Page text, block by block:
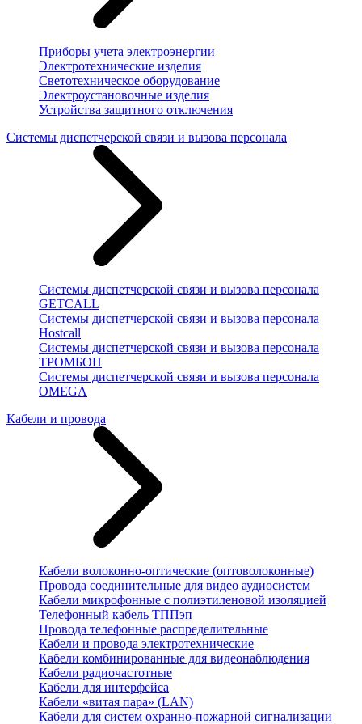
Приборы учета электроэнергии
Электротехнические изделия
Светотехническое оборудование
Электроустановочные изделия
Устройства защитного отключения
Системы диспетчерской связи и вызова персонала
Системы диспетчерской связи и вызова персонала
GETCALL
Системы диспетчерской связи и вызова персонала
Hostcall
Системы диспетчерской связи и вызова персонала
ТРОМБОН
Системы диспетчерской связи и вызова персонала
OMEGA
Кабели и провода
Кабели волоконно-оптические (оптоволоконные)
Провода соединительные для видео аудиосистем
Кабели микрофонные с полиэтиленовой изоляцией
Телефонный кабель ТППэп
Провода телефонные распределительные
Кабели и провода электротехнические
Кабели комбинированные для видеонаблюдения
Кабели радиочастотные
Кабели для интерфейса
Кабели «витая пара» (LAN)
Кабели для систем охранно-пожарной сигнализации